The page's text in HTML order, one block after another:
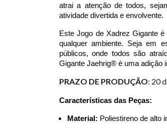
atrai a atenção de todos,
atividade divertida e envolvente.
Este Jogo de Xadrez Gigante
qualquer ambiente. Seja em
públicos, onde todos são
Gigante Jaehrig® é uma adição
PRAZO DE PRODUÇÃO: 20
Características das Peças:
Material: Poliestireno de alto